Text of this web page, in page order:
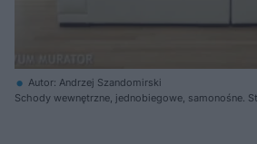
Autor: Andrzej Szandomirski
Schody wewnętrzne, jednobiegowe, samonośne.